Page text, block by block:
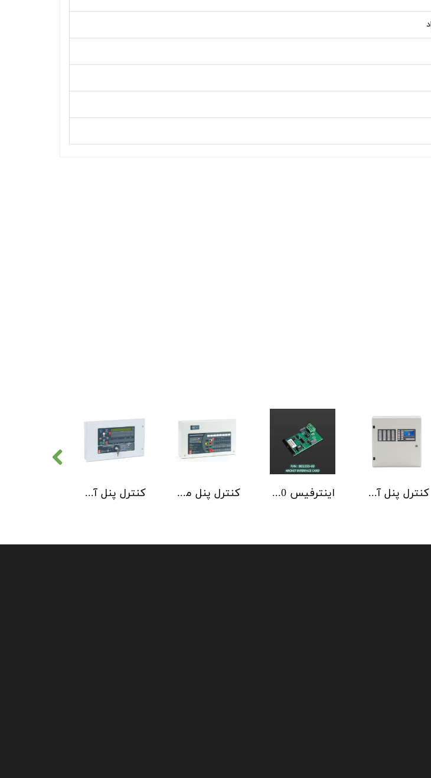
کنترل پنل آدرس پذیر C-TEC سری XFP دو لوپ 32 زون کنترل پنل متعارف C-TEC سری CFP 8 Zone اینترفیس NSC | ArcNET B01350-00 کنترل پنل آدرس پذیر C-TEC سری ZFP یک تا 4 لوپ کابینت استاندارد